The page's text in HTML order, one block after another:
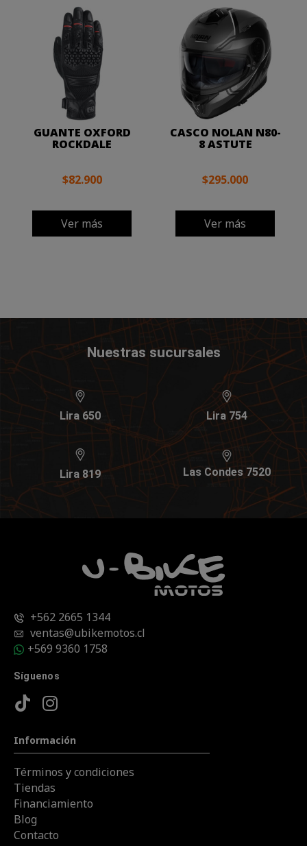
GUANTE OXFORD
ROCKDALE
$82.900
Ver más
CASCO NOLAN N80-
8 ASTUTE
$295.000
Ver más
Nuestras sucursales
Lira 650 Lira 754
Lira 819 Las Condes 7520
+562 2665 1344
ventas@ubikemotos.cl
+569 9360 1758
Síguenos
Información
Términos y condiciones
Tiendas
Financiamiento
Blog
Contacto